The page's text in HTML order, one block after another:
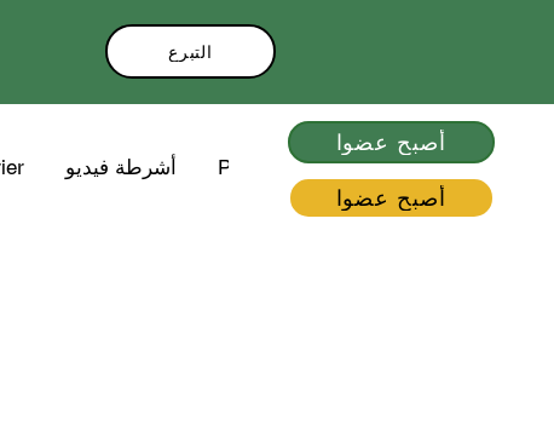
التبرع
أشرطة فيديو Plus
أصبح عضوا
أصبح عضوا